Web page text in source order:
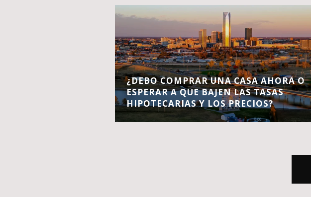
¿DEBO COMPRAR UNA CASA AHORA O
ESPERAR A QUE BAJEN LAS TASAS
HIPOTECARIAS Y LOS PRECIOS?